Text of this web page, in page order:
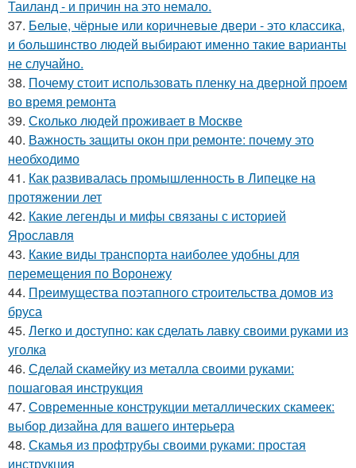
Таиланд - и причин на это немало.
37. Белые, чёрные или коричневые двери - это классика,
и большинство людей выбирают именно такие варианты
не случайно.
38. Почему стоит использовать пленку на дверной проем
во время ремонта
39. Сколько людей проживает в Москве
40. Важность защиты окон при ремонте: почему это
необходимо
41. Как развивалась промышленность в Липецке на
протяжении лет
42. Какие легенды и мифы связаны с историей
Ярославля
43. Какие виды транспорта наиболее удобны для
перемещения по Воронежу
44. Преимущества поэтапного строительства домов из
бруса
45. Легко и доступно: как сделать лавку своими руками из
уголка
46. Сделай скамейку из металла своими руками:
пошаговая инструкция
47. Современные конструкции металлических скамеек:
выбор дизайна для вашего интерьера
48. Скамья из профтрубы своими руками: простая
инструкция